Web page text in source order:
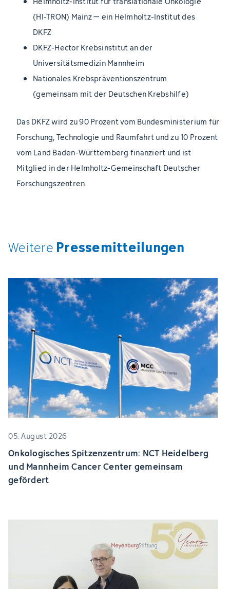
(HI-TRON) Mainz – ein Helmholtz-Institut des
DKFZ
DKFZ-Hector Krebsinstitut an der
Universitätsmedizin Mannheim
Nationales Krebspräventionszentrum
(gemeinsam mit der Deutschen Krebshilfe)
Das DKFZ wird zu 90 Prozent vom Bundesministerium für
Forschung, Technologie und Raumfahrt und zu 10 Prozent
vom Land Baden-Württemberg finanziert und ist
Mitglied in der Helmholtz-Gemeinschaft Deutscher
Forschungszentren.
Weitere Pressemitteilungen
05. August 2026
Onkologisches Spitzenzentrum: NCT Heidelberg
und Mannheim Cancer Center gemeinsam
gefördert